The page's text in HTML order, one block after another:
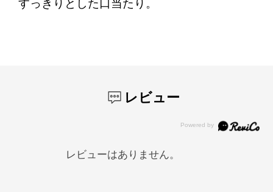
すっきりとした口当たり。
レビュー
レビューはありません。